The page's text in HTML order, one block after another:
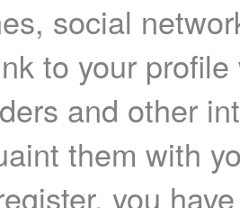
social
to your
and other
them with
you